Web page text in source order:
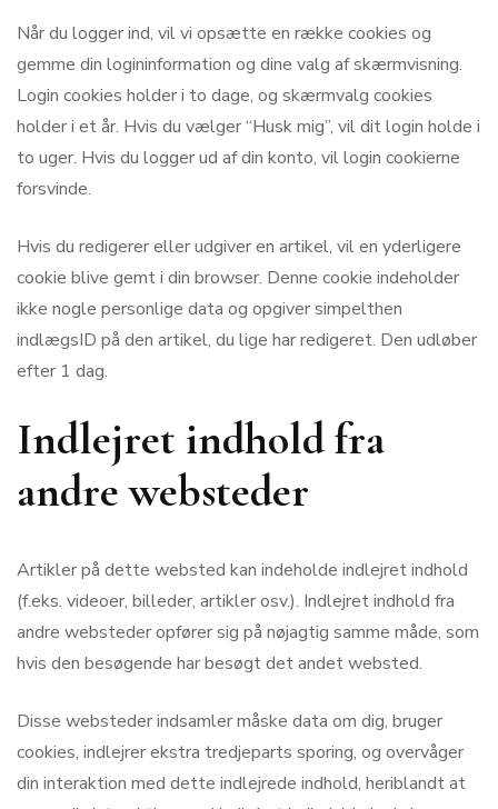
Når du logger ind, vil vi opsætte en række cookies og
gemme din logininformation og dine valg af skærmvisning.
Login cookies holder i to dage, og skærmvalg cookies
holder i et år. Hvis du vælger “Husk mig”, vil dit login holde i
to uger. Hvis du logger ud af din konto, vil login cookierne
forsvinde.
Hvis du redigerer eller udgiver en artikel, vil en yderligere
cookie blive gemt i din browser. Denne cookie indeholder
ikke nogle personlige data og opgiver simpelthen
indlægsID på den artikel, du lige har redigeret. Den udløber
efter 1 dag.
Indlejret indhold fra
andre websteder
Artikler på dette websted kan indeholde indlejret indhold
(f.eks. videoer, billeder, artikler osv.). Indlejret indhold fra
andre websteder opfører sig på nøjagtig samme måde, som
hvis den besøgende har besøgt det andet websted.
Disse websteder indsamler måske data om dig, bruger
cookies, indlejrer ekstra tredjeparts sporing, og overvåger
din interaktion med dette indlejrede indhold, heriblandt at